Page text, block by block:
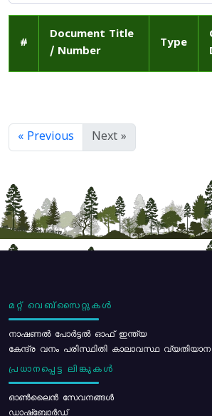
#
Document Title
/ Number
Type
« Previous Next »
മറ്റ് വെബ്സൈറ്റുകൾ
നാഷണൽ പോർട്ടൽ ഓഫ് ഇന്ത്യ
കേന്ദ്ര വനം പരിസ്ഥിതി കാലാവസ്ഥ
പ്രധാനപ്പെട്ട ലിങ്കുകൾ
ഓൺലൈൻ സേവനങ്ങൾ
ഡാഷ്ബോർഡ്